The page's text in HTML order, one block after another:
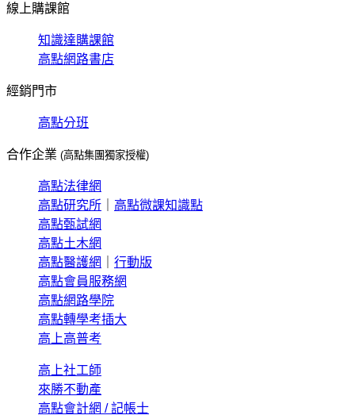
線上購課館
知識達購課館
高點網路書店
經銷門市
高點分班
合作企業 (高點集團獨家授權)
高點法律網
高點研究所
高點微課知識點
高點甄試網
高點土木網
高點醫護網
行動版
高點會員服務網
高點網路學院
高點轉學考插大
高上高普考
高上社工師
來勝不動產
高點會計網 / 記帳士